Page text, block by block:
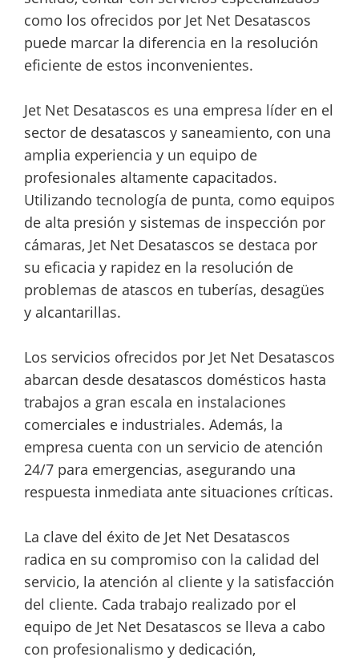
como los ofrecidos por Jet Net Desatascos
puede marcar la diferencia en la resolución
eficiente de estos inconvenientes.
Jet Net Desatascos es una empresa líder en el
sector de desatascos y saneamiento, con una
amplia experiencia y un equipo de
profesionales altamente capacitados.
Utilizando tecnología de punta, como equipos
de alta presión y sistemas de inspección por
cámaras, Jet Net Desatascos se destaca por
su eficacia y rapidez en la resolución de
problemas de atascos en tuberías, desagües
y alcantarillas.
Los servicios ofrecidos por Jet Net Desatascos
abarcan desde desatascos domésticos hasta
trabajos a gran escala en instalaciones
comerciales e industriales. Además, la
empresa cuenta con un servicio de atención
24/7 para emergencias, asegurando una
respuesta inmediata ante situaciones críticas.
La clave del éxito de Jet Net Desatascos
radica en su compromiso con la calidad del
servicio, la atención al cliente y la satisfacción
del cliente. Cada trabajo realizado por el
equipo de Jet Net Desatascos se lleva a cabo
con profesionalismo y dedicación,